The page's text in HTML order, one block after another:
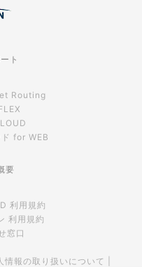
ト
Routing
for WEB
要
利用規約
利用規約
窓口
情報の取り扱いについて